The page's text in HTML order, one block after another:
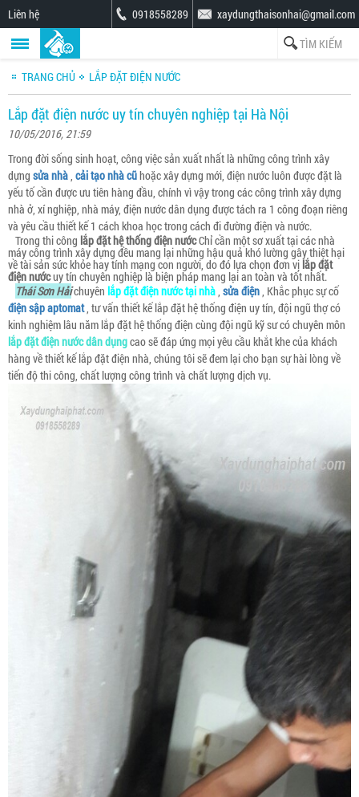
Liên hệ xaydungthaisonhai@gmail.com
0918558289
TRANG CHỦ LẮP ĐẶT ĐIỆN NƯỚC
Lắp đặt điện nước uy tín chuyên nghiệp tại Hà Nội
10/05/2016, 21:59
Trong đời sống sinh hoạt, công việc sản xuất nhất là những công trình xây
dựng sửa nhà, cải tạo nhà cũhoặc xây dựng mới, điện nước luôn được đặt là
yếu tố cần được ưu tiên hàng đầu, chính vì vậy trong các công trình xây dựng
nhà ở, xí nghiệp, nhà máy, điện nước dân dụng được tách ra 1 công đoạn riêng
và yêu cầu thiết kế 1 cách khoa học trong cách đi đường điện và nước.
Trong thi công lắp đặt hệ thống điện nướcChỉ cần một sơ xuất tại các nhà
máy công trình xây dựng đều mang lại những hậu quả khó lường gây thiệt hại
về tài sản sức khỏe hay tính mạng con người, do đó lựa chọn đơn vịlắp đặt
điện nướcuy tín chuyên nghiệp là biện pháp mang lại an toàn và tốt nhất.
Thái Sơn Hảichuyên lắp đặt điện nước tại nhà, sửa điện, Khắc phục sự cố
điện sập aptomat, tư vấn thiết kế lắp đặt hệ thống điện uy tín, đội ngũ thợ có
kinh nghiệm lâu năm lắp đặt hệ thống điện cùng đội ngũ kỹ sư có chuyên môn
lắp đặt điện nước dân dụngcao sẽ đáp ứng mọi yêu cầu khắt khe của khách
hàng về thiết kế lắp đặt điện nhà, chúng tôi sẽ đem lại cho bạn sự hài lòng về
tiến độ thi công, chất lượng công trình và chất lượng dịch vụ.